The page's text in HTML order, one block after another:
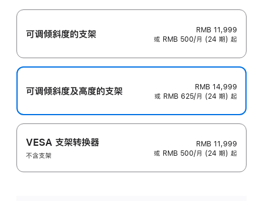
可调倾斜度的支架
RMB 11,999
或 RMB 500/月 (24 期) 起
可调倾斜度及高‍度的支‍架
RMB 14,999
或 RMB 625/月 (24 期) 起
VESA 支架转换器
不含支架
RMB 11,999
或 RMB 500/月 (24 期) 起